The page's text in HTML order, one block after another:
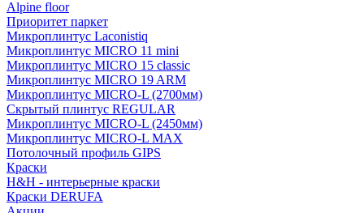
Alpine floor
Приоритет паркет
Микроплинтус Laconistiq
Микроплинтус MICRO 11 mini
Микроплинтус MICRO 15 classic
Микроплинтус MICRO 19 ARM
Микроплинтус MICRO-L (2700мм)
Скрытый плинтус REGULAR
Микроплинтус MICRO-L (2450мм)
Микроплинтус MICRO-L MAX
Потолочный профиль GIPS
Краски
H&H - интерьерные краски
Краски DERUFA